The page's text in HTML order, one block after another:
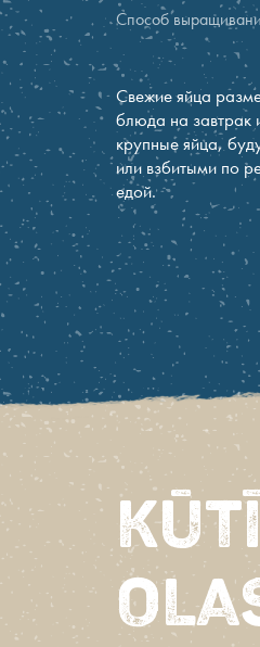
Способ
Свежие яйца
блюда на
крупные яйца,
или взбитыми по
едой.